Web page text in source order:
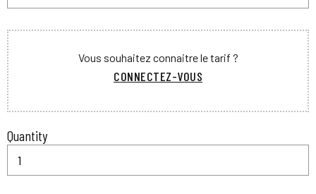
Vous souhaitez connaitre le tarif ?
CONNECTEZ-VOUS
Quantity